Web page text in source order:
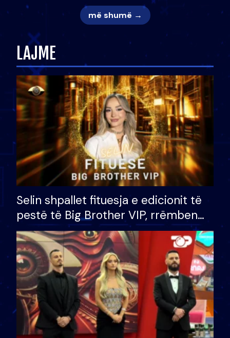
më shumë →
LAJME
Selin shpallet fituesja e edicionit të
pestë të Big Brother VIP, rrëmben
çmimin e madh prej 100 mijë eurosh